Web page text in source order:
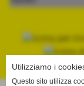
Utilizziamo i
Questo sito utilizza